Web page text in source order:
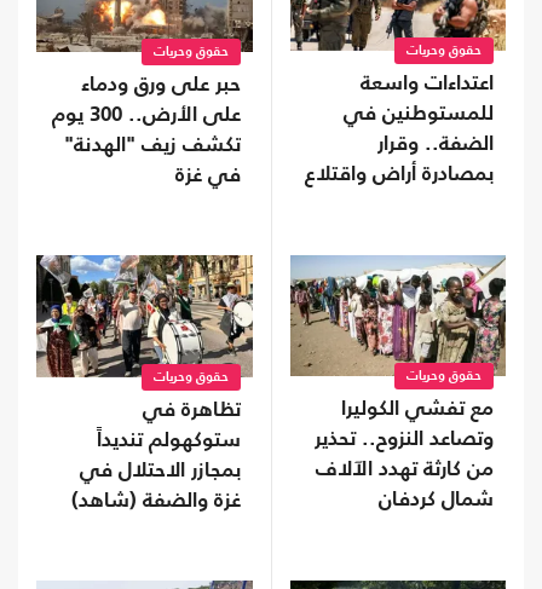
حقوق وحريات
اعتداءات واسعة
للمستوطنين في
الضفة.. وقرار
بمصادرة أراض واقتلاع
حقوق وحريات
حبر على ورق ودماء
على الأرض.. 300 يوم
تكشف زيف "الهدنة"
في غزة
حقوق وحريات
مع تفشي الكوليرا
وتصاعد النزوح.. تحذير
من كارثة تهدد الآلاف
شمال كردفان
حقوق وحريات
تظاهرة في
ستوكهولم تنديداً
بمجازر الاحتلال في
غزة والضفة (شاهد)